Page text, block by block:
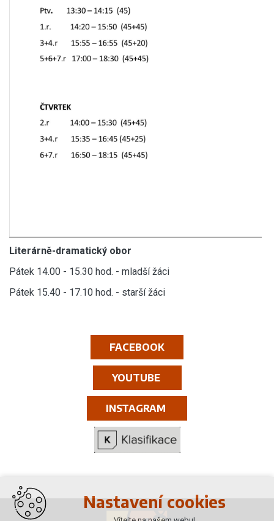
FACEBOOK
YOUTUBE
INSTAGRAM
Literárně-dramatický obor
Pátek 14.00 - 15.30 hod. - mladší žáci
Pátek 15.40 - 17.10 hod. - starší žáci
Nastavení cookies